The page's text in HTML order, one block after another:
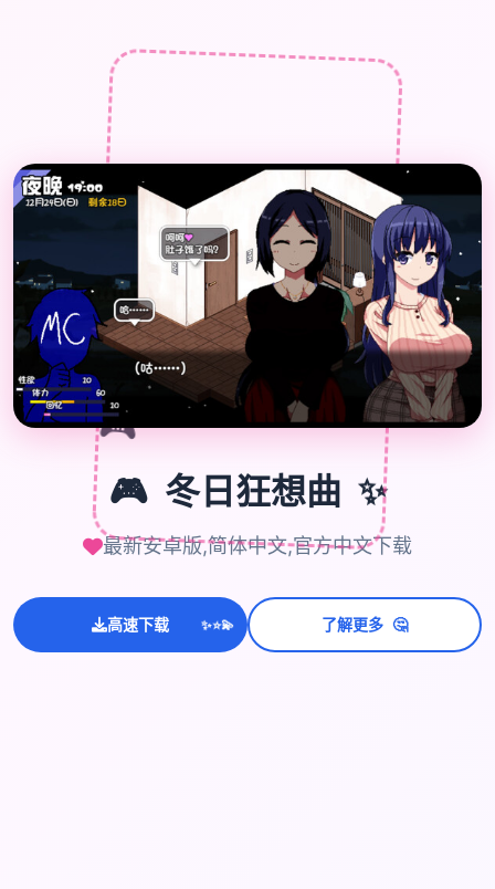
🎮
🎮 冬日狂想曲 ✨
最新安卓版,简体中文,官方中文下载
高速下载 ✨
⭐💫 了解更多 🤔